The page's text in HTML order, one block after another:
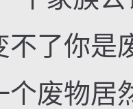
不了你是
个废物居